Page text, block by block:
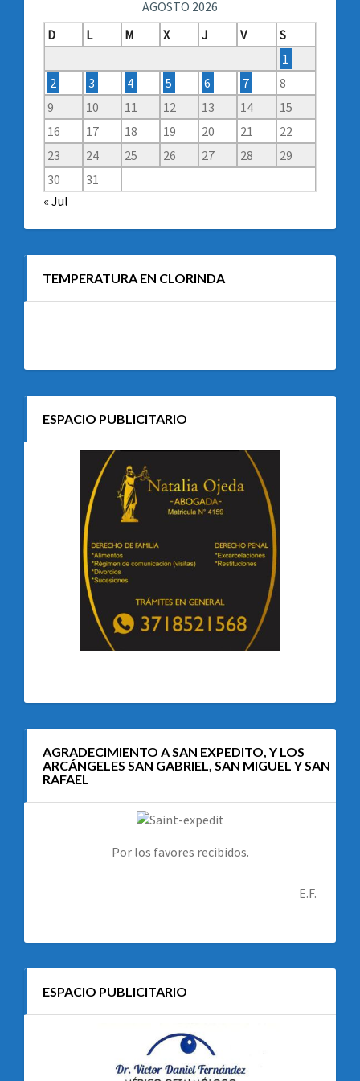
AGOSTO 2026
D
L M X J V
S
1
2
3 4 5 6 7
8
9
10 11 12 13 14
15
16
17 18 19 20 21
22
23
24 25 26 27 28
29
30
31
« Jul
TEMPERATURA EN CLORINDA
ESPACIO PUBLICITARIO
AGRADECIMIENTO A SAN EXPEDITO, Y LOS
ARCÁNGELES SAN GABRIEL, SAN MIGUEL Y SAN
RAFAEL
Por los favores recibidos.
E.F.
ESPACIO PUBLICITARIO